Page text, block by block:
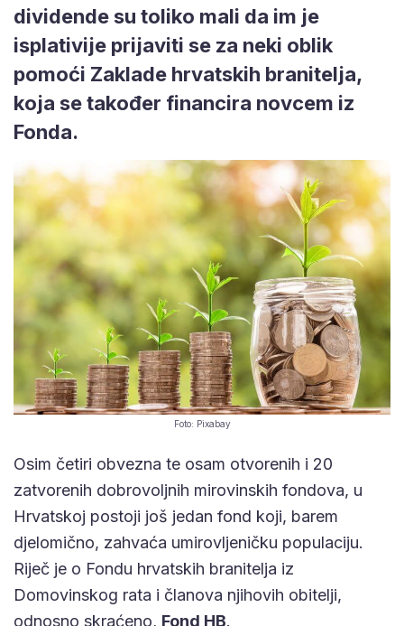
dividende su toliko mali da im je
isplativije prijaviti se za neki oblik
pomoći Zaklade hrvatskih branitelja,
koja se također financira novcem iz
Fonda.
Foto: Pixabay
Osim četiri obvezna te osam otvorenih i 20
zatvorenih dobrovoljnih mirovinskih fondova, u
Hrvatskoj postoji još jedan fond koji, barem
djelomično, zahvaća umirovljeničku populaciju.
Riječ je o Fondu hrvatskih branitelja iz
Domovinskog rata i članova njihovih obitelji,
odnosno skraćeno, Fond HB.